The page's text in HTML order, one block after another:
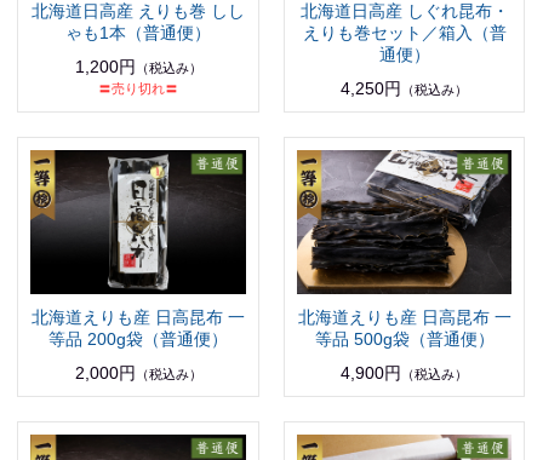
北海道日高産 えりも巻 しし
ゃも1本（普通便）
1,200円
（税込み）
〓売り切れ〓
北海道日高産 しぐれ昆布・
えりも巻セット／箱入（普
通便）
4,250円
（税込み）
北海道えりも産 日高昆布 一
等品 200g袋（普通便）
2,000円
（税込み）
北海道えりも産 日高昆布 一
等品 500g袋（普通便）
4,900円
（税込み）